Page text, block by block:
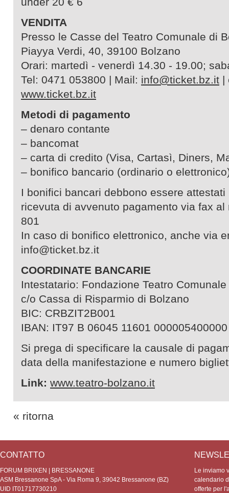
VENDITA
Presso le Casse del Teatro Comunale di
Piayya Verdi, 40, 39100 Bolzano
Orari: martedì - venerdì 14.30 - 19.00;
Tel: 0471 053800 | Mail: info@ticket.bz.it |
www.ticket.bz.it
Metodi di pagamento
– denaro contante
– bancomat
– carta di credito (Visa, Cartasì, Diners,
– bonifico bancario (ordinario o
I bonifici bancari debbono essere
ricevuta di avvenuto pagamento via fax
801
In caso di bonifico elettronico, anche via
info@ticket.bz.it
COORDINATE BANCARIE
Intestatario: Fondazione Teatro Comunale
c/o Cassa di Risparmio di Bolzano
BIC: CRBZIT2B001
IBAN: IT97 B 06045 11601 000005400000
Si prega di specificare la causale di
data della manifestazione e numero
Link: www.teatro-bolzano.it
« ritorna
CONTATTO
FORUM BRIXEN | BRESSANONE
ASM Bressanone SpA - Via Roma 9, 39042 Bressanone (BZ)
UID IT01717730210
Le inviamo
calendario
offerte per